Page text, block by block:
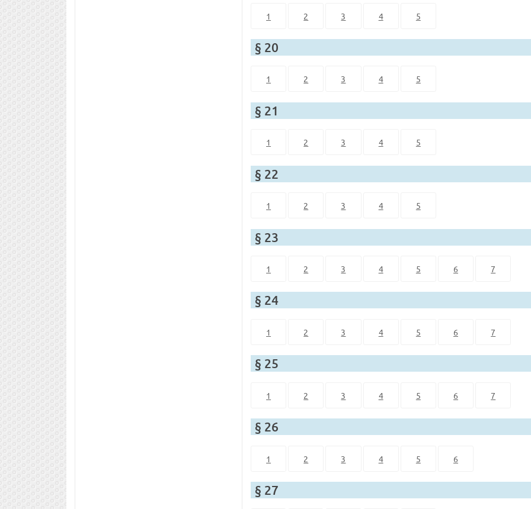
1 2 3 4 5
§ 20
1 2 3 4 5
§ 21
1 2 3 4 5
§ 22
1 2 3 4 5
§ 23
1 2 3 4 5 6 7
§ 24
1 2 3 4 5 6 7
§ 25
1 2 3 4 5 6 7
§ 26
1 2 3 4 5 6
§ 27